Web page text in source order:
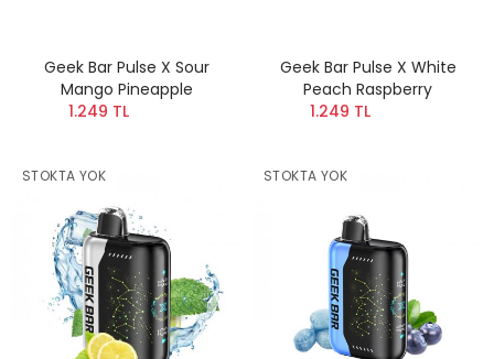
Geek Bar Pulse X Sour
Mango Pineapple
1.249 TL
Geek Bar Pulse X White
Peach Raspberry
1.249 TL
STOKTA YOK STOKTA YOK